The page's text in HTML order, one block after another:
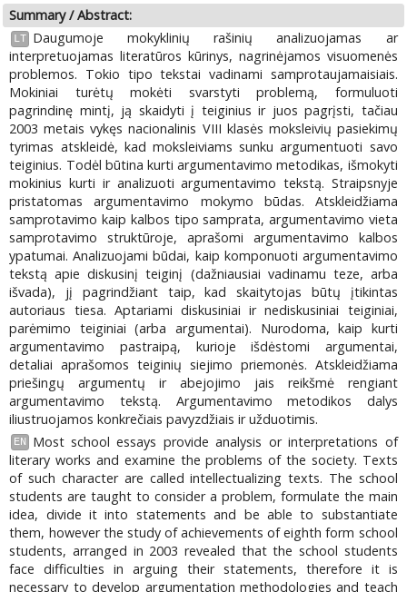
Summary / Abstract:
LT
Daugumoje mokyklinių rašinių analizuojamas ar
interpretuojamas literatūros kūrinys, nagrinėjamos visuomenės
problemos. Tokio tipo tekstai vadinami samprotaujamaisiais.
Mokiniai turėtų mokėti svarstyti problemą, formuluoti
pagrindinę mintį, ją skaidyti į teiginius ir juos pagrįsti, tačiau
2003 metais vykęs nacionalinis VIII klasės moksleivių pasiekimų
tyrimas atskleidė, kad moksleiviams sunku argumentuoti savo
teiginius. Todėl būtina kurti argumentavimo metodikas, išmokyti
mokinius kurti ir analizuoti argumentavimo tekstą. Straipsnyje
pristatomas argumentavimo mokymo būdas. Atskleidžiama
samprotavimo kaip kalbos tipo samprata, argumentavimo vieta
samprotavimo struktūroje, aprašomi argumentavimo kalbos
ypatumai. Analizuojami būdai, kaip komponuoti argumentavimo
tekstą apie diskusinį teiginį (dažniausiai vadinamu teze, arba
išvada), jį pagrindžiant taip, kad skaitytojas būtų įtikintas
autoriaus tiesa. Aptariami diskusiniai ir nediskusiniai teiginiai,
parėmimo teiginiai (arba argumentai). Nurodoma, kaip kurti
argumentavimo pastraipą, kurioje išdėstomi argumentai,
detaliai aprašomos teiginių siejimo priemonės. Atskleidžiama
priešingų argumentų ir abejojimo jais reikšmė rengiant
argumentavimo tekstą. Argumentavimo metodikos dalys
iliustruojamos konkrečiais pavyzdžiais ir užduotimis.
EN
Most school essays provide analysis or interpretations of
literary works and examine the problems of the society. Texts
of such character are called intellectualizing texts. The school
students are taught to consider a problem, formulate the main
idea, divide it into statements and be able to substantiate
them, however the study of achievements of eighth form school
students, arranged in 2003 revealed that the school students
face difficulties in arguing their statements, therefore it is
necessary to develop argumentation methodologies and teach